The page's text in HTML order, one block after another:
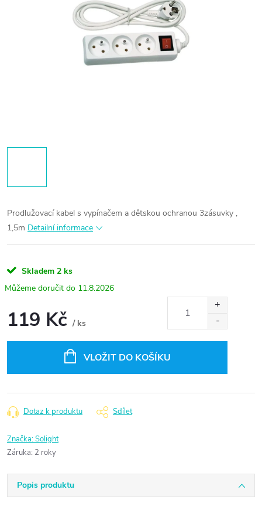
Prodlužovací kabel s vypínačem a dětskou ochranou 3zásuvky ,
1,5m Detailní informace
Skladem 2 ks
11.8.2026
119 Kč / ks
VLOŽIT DO KOŠÍKU
Dotaz k produktu Sdílet
Značka:Solight
Záruka: 2 roky
Popis produktu